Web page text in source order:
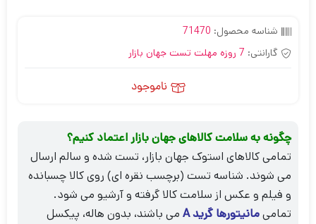
شناسه محصول: 71470
گارانتی: 7 روزه مهلت تست جهان بازار
ناموجود
چگونه به سلامت کالاهای جهان بازار اعتماد کنیم؟
تمامی کالاهای استوک جهان بازار، تست شده و سالم ارسال
می شوند. شناسه تست (برچسب نقره ای) روی کالا چسبانده
و فیلم و عکس از سلامت کالا گرفته و آرشیو می شود.
تمامیمانیتورها گرید A
می باشند، بدون هاله، پیکسل